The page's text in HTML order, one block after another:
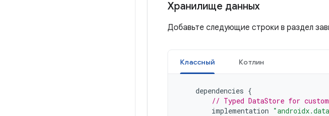
Хранилище данных
Добавьте следующие строки в раздел
Классный Котлин
dependencies {
// Typed DataStore for
implementation